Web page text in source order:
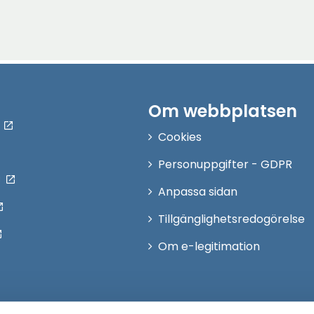
Om webbplatsen
Cookies
Personuppgifter - GDPR
Anpassa sidan
Tillgänglighetsredogörelse
Om e-legitimation